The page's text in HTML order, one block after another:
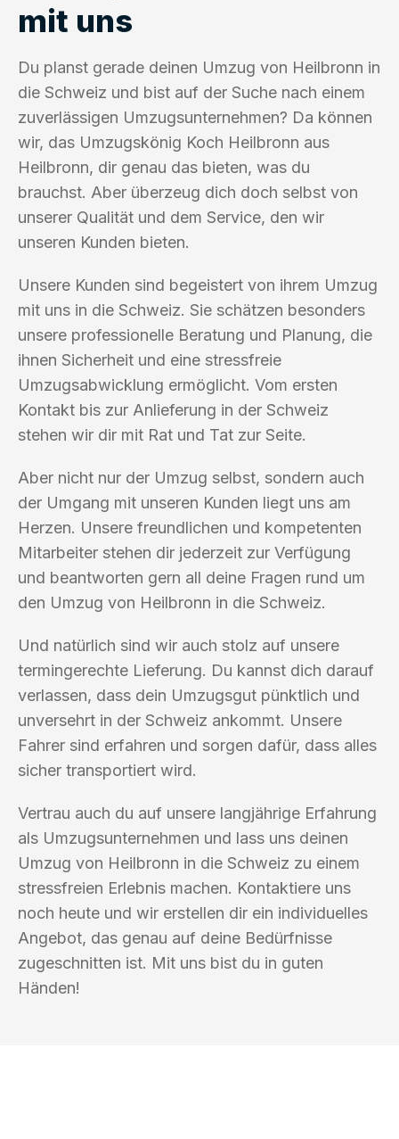
mit uns
Du planst gerade deinen Umzug von Heilbronn in
die Schweiz und bist auf der Suche nach einem
zuverlässigen Umzugsunternehmen? Da können
wir, das Umzugskönig Koch Heilbronn aus
Heilbronn, dir genau das bieten, was du
brauchst. Aber überzeug dich doch selbst von
unserer Qualität und dem Service, den wir
unseren Kunden bieten.
Unsere Kunden sind begeistert von ihrem Umzug
mit uns in die Schweiz. Sie schätzen besonders
unsere professionelle Beratung und Planung, die
ihnen Sicherheit und eine stressfreie
Umzugsabwicklung ermöglicht. Vom ersten
Kontakt bis zur Anlieferung in der Schweiz
stehen wir dir mit Rat und Tat zur Seite.
Aber nicht nur der Umzug selbst, sondern auch
der Umgang mit unseren Kunden liegt uns am
Herzen. Unsere freundlichen und kompetenten
Mitarbeiter stehen dir jederzeit zur Verfügung
und beantworten gern all deine Fragen rund um
den Umzug von Heilbronn in die Schweiz.
Und natürlich sind wir auch stolz auf unsere
termingerechte Lieferung. Du kannst dich darauf
verlassen, dass dein Umzugsgut pünktlich und
unversehrt in der Schweiz ankommt. Unsere
Fahrer sind erfahren und sorgen dafür, dass alles
sicher transportiert wird.
Vertrau auch du auf unsere langjährige Erfahrung
als Umzugsunternehmen und lass uns deinen
Umzug von Heilbronn in die Schweiz zu einem
stressfreien Erlebnis machen. Kontaktiere uns
noch heute und wir erstellen dir ein individuelles
Angebot, das genau auf deine Bedürfnisse
zugeschnitten ist. Mit uns bist du in guten
Händen!